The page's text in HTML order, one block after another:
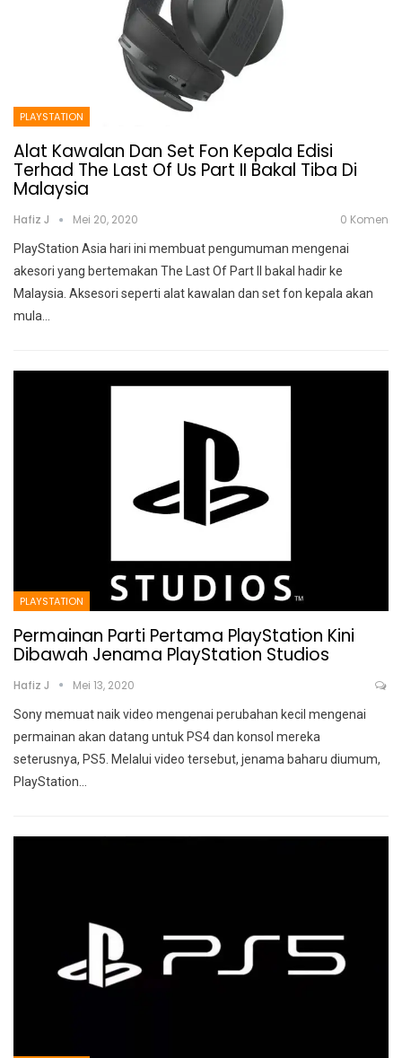
PLAYSTATION
Alat Kawalan Dan Set Fon Kepala Edisi
Terhad The Last Of Us Part II Bakal Tiba Di
Malaysia
Hafiz J Mei 20, 2020 0 Komen
PlayStation Asia hari ini membuat pengumuman mengenai
akesori yang bertemakan The Last Of Part II bakal hadir ke
Malaysia. Aksesori seperti alat kawalan dan set fon kepala akan
mula
PLAYSTATION
Permainan Parti Pertama PlayStation Kini
Dibawah Jenama PlayStation Studios
Hafiz J Mei 13, 2020
Sony memuat naik video mengenai perubahan kecil mengenai
permainan akan datang untuk PS4 dan konsol mereka
seterusnya, PS5. Melalui video tersebut, jenama baharu diumum,
PlayStation